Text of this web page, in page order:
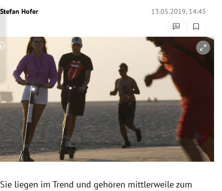
Untermenü
Untermenü
Untermenü
Untermenü
Untermenü
Untermenü
Untermenü
Stefan Hofer 13.05.2019, 14:45
Copyright-Hinweis öffnen/schließen
Sie liegen im Trend und gehören mittlerweile zum